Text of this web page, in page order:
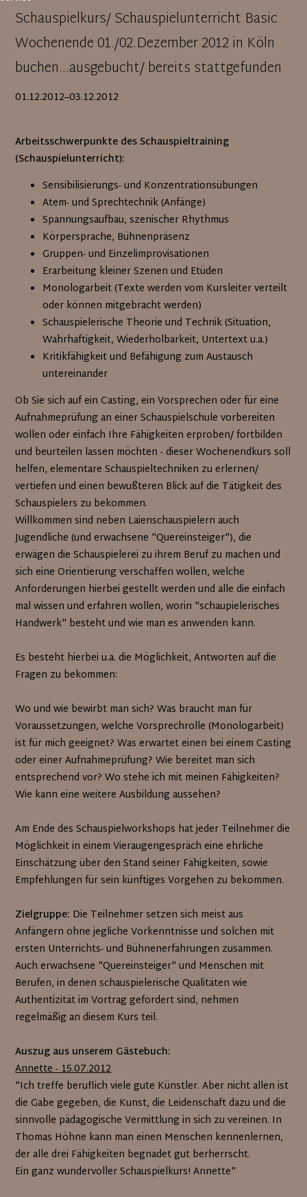
Schauspielkurs/ Schauspielunterricht Basic
Wochenende 01./02.Dezember 2012 in Köln
buchen...ausgebucht/ bereits stattgefunden
01.12.2012–03.12.2012
Arbeitsschwerpunkte des Schauspieltraining
(Schauspielunterricht):
Sensibilisierungs- und Konzentrationsübungen
Atem- und Sprechtechnik (Anfänge)
Spannungsaufbau, szenischer Rhythmus
Körpersprache, Bühnenpräsenz
Gruppen- und Einzelimprovisationen
Erarbeitung kleiner Szenen und Etüden
Monologarbeit (Texte werden vom Kursleiter verteilt
oder können mitgebracht werden)
Schauspielerische Theorie und Technik (Situation,
Wahrhaftigkeit, Wiederholbarkeit, Untertext u.a.)
Kritikfähigkeit und Befähigung zum Austausch
untereinander
Ob Sie sich auf ein Casting, ein Vorsprechen oder für eine
Aufnahmeprüfung an einer Schauspielschule vorbereiten
wollen oder einfach Ihre Fähigkeiten erproben/ fortbilden
und beurteilen lassen möchten - dieser Wochenendkurs soll
helfen, elementare Schauspieltechniken zu erlernen/
vertiefen und einen bewußteren Blick auf die Tätigkeit des
Schauspielers zu bekommen.
Willkommen sind neben Laienschauspielern auch
Jugendliche (und erwachsene "Quereinsteiger"), die
erwägen die Schauspielerei zu ihrem Beruf zu machen und
sich eine Orientierung verschaffen wollen, welche
Anforderungen hierbei gestellt werden und alle die einfach
mal wissen und erfahren wollen, worin "schaupielerisches
Handwerk" besteht und wie man es anwenden kann.
Es besteht hierbei u.a. die Möglichkeit, Antworten auf die
Fragen zu bekommen:
Wo und wie bewirbt man sich? Was braucht man für
Voraussetzungen, welche Vorsprechrolle (Monologarbeit)
ist für mich geeignet? Was erwartet einen bei einem Casting
oder einer Aufnahmeprüfung? Wie bereitet man sich
entsprechend vor? Wo stehe ich mit meinen Fähigkeiten?
Wie kann eine weitere Ausbildung aussehen?
Am Ende des Schauspielworkshops hat jeder Teilnehmer die
Möglichkeit in einem Vieraugengespräch eine ehrliche
Einschätzung über den Stand seiner Fähigkeiten, sowie
Empfehlungen für sein künftiges Vorgehen zu bekommen.
Zielgruppe: Die Teilnehmer setzen sich meist aus
Anfängern ohne jegliche Vorkenntnisse und solchen mit
ersten Unterrichts- und Bühnenerfahrungen zusammen.
Auch erwachsene "Quereinsteiger" und Menschen mit
Berufen, in denen schauspielerische Qualitäten wie
Authentizität im Vortrag gefordert sind, nehmen
regelmäßig an diesem Kurs teil.
Auszug aus unserem Gästebuch:
Annette - 15.07.2012
"Ich treffe beruflich viele gute Künstler. Aber nicht allen ist
die Gabe gegeben, die Kunst, die Leidenschaft dazu und die
sinnvolle pädagogische Vermittlung in sich zu vereinen. In
Thomas Höhne kann man einen Menschen kennenlernen,
der alle drei Fähigkeiten begnadet gut berherrscht.
Ein ganz wundervoller Schauspielkurs! Annette"